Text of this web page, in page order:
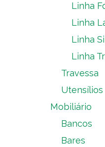
Linha
Linha
Linha
Linha
Travessa
Utensílios
Mobiliário
Bancos
Bares